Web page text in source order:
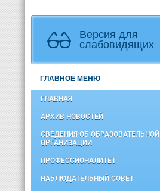
Версия для
слабовидящих
ГЛАВНОЕ МЕНЮ
ГЛАВНАЯ
АРХИВ НОВОСТЕЙ
СВЕДЕНИЯ ОБ ОБРАЗОВАТЕЛЬНОЙ
ОРГАНИЗАЦИИ
ПРОФЕССИОНАЛИТЕТ
НАБЛЮДАТЕЛЬНЫЙ СОВЕТ